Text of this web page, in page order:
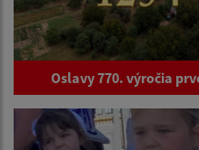
Oslavy 770. výročia